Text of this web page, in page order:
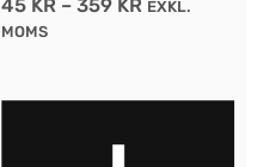
45 KR – 359 KR EXKL.
MOMS
väljas